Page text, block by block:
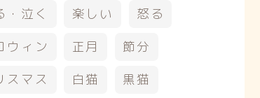
・泣く
楽しい
怒る
ウィン
正月
節分
スマス
白猫
黒猫